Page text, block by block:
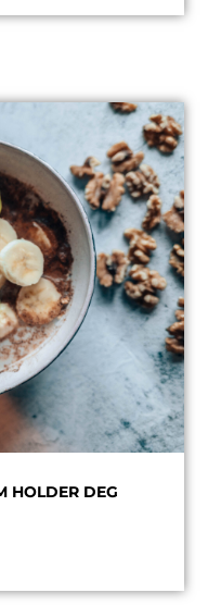
HOLDER DEG